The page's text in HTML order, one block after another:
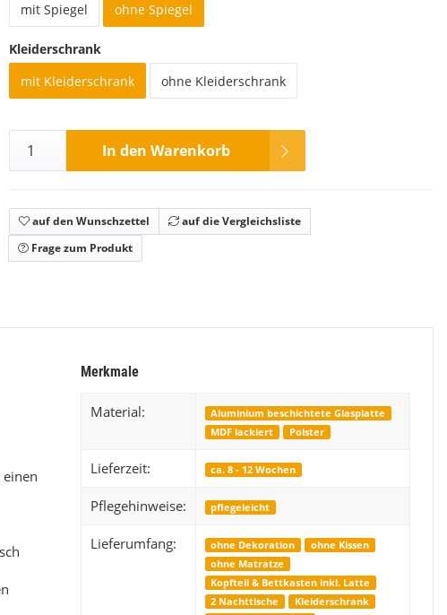
mit Spiegel
ohne Spiegel
Kleiderschrank
mit Kleiderschrank
ohne Kleiderschrank
In den Warenkorb
auf den Wunschzettel
auf die Vergleichsliste
Frage zum Produkt
Merkmale
Material:
Aluminium beschichtete Glasplatte
MDF lackiert
Polster
Lieferzeit: ca. 8 - 12 Wochen
Pflegehinweise: pflegeleicht
Lieferumfang: ohne Dekoration
ohne Kissen
ohne Matratze
Kopfteil & Bettkasten inkl. Latte
2 Nachttische
Kleiderschrank
1.199,99 €*